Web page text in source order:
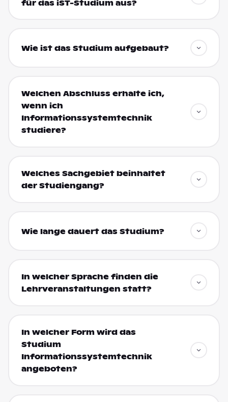
für das iST-Studium aus?
Wie ist das Studium aufgebaut?
Welchen Abschluss erhalte ich,
wenn ich
Informationssystemtechnik
studiere?
Welches Sachgebiet beinhaltet
der Studiengang?
Wie lange dauert das Studium?
In welcher Sprache finden die
Lehrveranstaltungen statt?
In welcher Form wird das
Studium
Informationssystemtechnik
angeboten?